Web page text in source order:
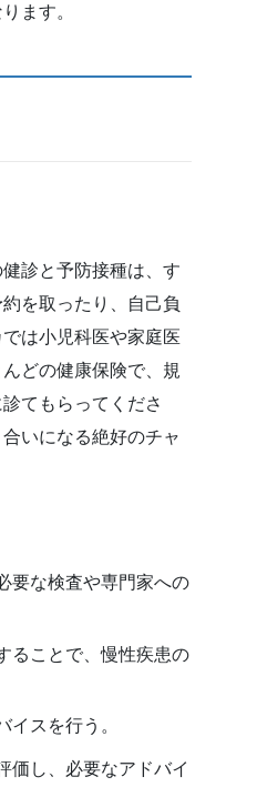
ます。
診と予防接種は、す
を取ったり、自己負
は小児科医や家庭医
どの健康保険で、規
てもらってくださ
いになる絶好のチャ
要な検査や専門家への
ることで、慢性疾患の
スを行う。
価し、必要なアドバイ